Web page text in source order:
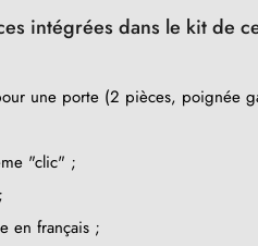
intégrées dans le kit de
une porte (2 pièces, poignée
"clic" ;
en français ;